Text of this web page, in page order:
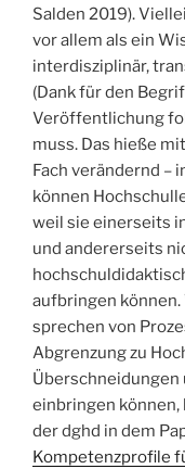
Salden 2019).
vor allem als ein
interdisziplinär,
(Dank für den
Veröffentlichung
muss. Das hieße
Fach verändernd –
können
weil sie einerseits
und andererseits
aufbringen
sprechen von
Abgrenzung zu
Überschneidungen
einbringen
der dghd in dem
Kompetenzprofile